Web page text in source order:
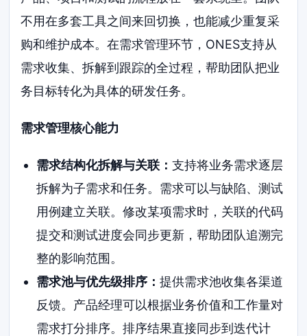
不用在多套工具之间来回切换，也能减少重复采
购和维护成本。在需求管理环节，ONES支持从
需求收集、拆解到跟踪的全过程，帮助团队把业
务目标转化为具体的研发任务。
需求管理核心能力
需求结构化拆解与关联： 支持将业务需求逐层
拆解为子需求和任务。需求可以与缺陷、测试
用例建立关联。修改某项需求时，关联的代码
提交和测试进度会同步更新，帮助团队追溯完
整的影响范围。
需求池与优先级排序： 提供需求池收集各渠道
反馈。产品经理可以根据业务价值和工作量对
需求打分排序。排序结果直接同步到迭代计